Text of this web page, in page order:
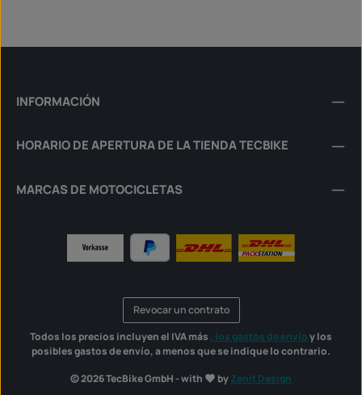
INFORMACIÓN
HORARIO DE APERTURA DE LA TIENDA TECBIKE
MARCAS DE MOTOCICLETAS
Revocar un contrato
© 2026 TecBike GmbH - with byZenit Design
Todos los precios incluyen el IVA más , los gastos de envíoy los
posibles gastos de envío, a menos que se indique lo contrario.